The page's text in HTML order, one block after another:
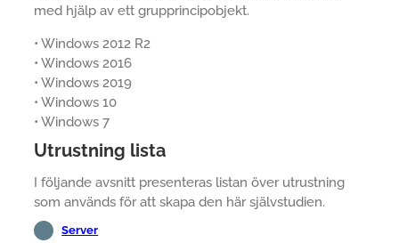
med hjälp av ett grupprincipobjekt.
• Windows 2012 R2
• Windows 2016
• Windows 2019
• Windows 10
• Windows 7
Utrustning lista
I följande avsnitt presenteras listan över utrustning
som används för att skapa den här självstudien.
Server